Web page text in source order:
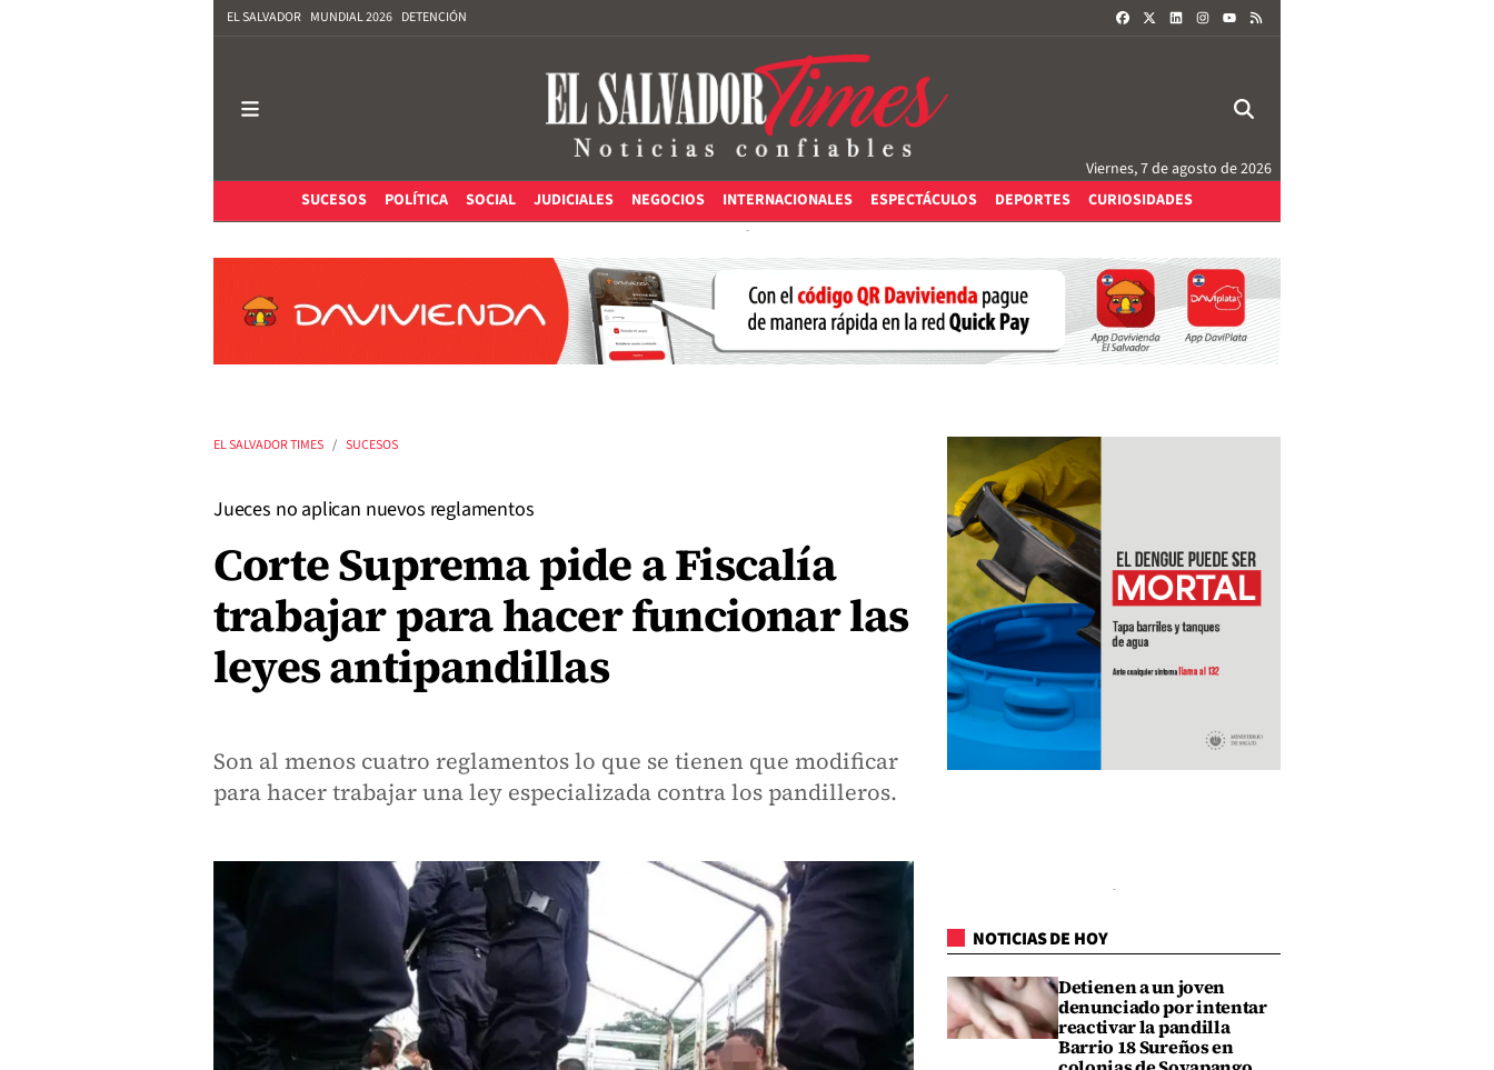
EL SALVADOR MUNDIAL 2026 DETENCIÓN FACEBOOKLINKEDININSTAGRAM
Viernes, 7 de agosto de 2026
SUCESOS
POLÍTICA SOCIAL JUDICIALES NEGOCIOS INTERNACIONALES ESPECTÁCULOS DEPORTES CURIOSIDADES
EL SALVADOR TIMES SUCESOS
Jueces no aplican nuevos reglamentos
Corte Suprema pide a Fiscalía
trabajar para hacer funcionar las
leyes antipandillas
Son al menos cuatro reglamentos lo que se tienen que modificar
para hacer trabajar una ley especializada contra los pandilleros.
NOTICIAS DE HOY
Detienen a un joven
denunciado por intentar
reactivar la pandilla
Barrio 18 Sureños en